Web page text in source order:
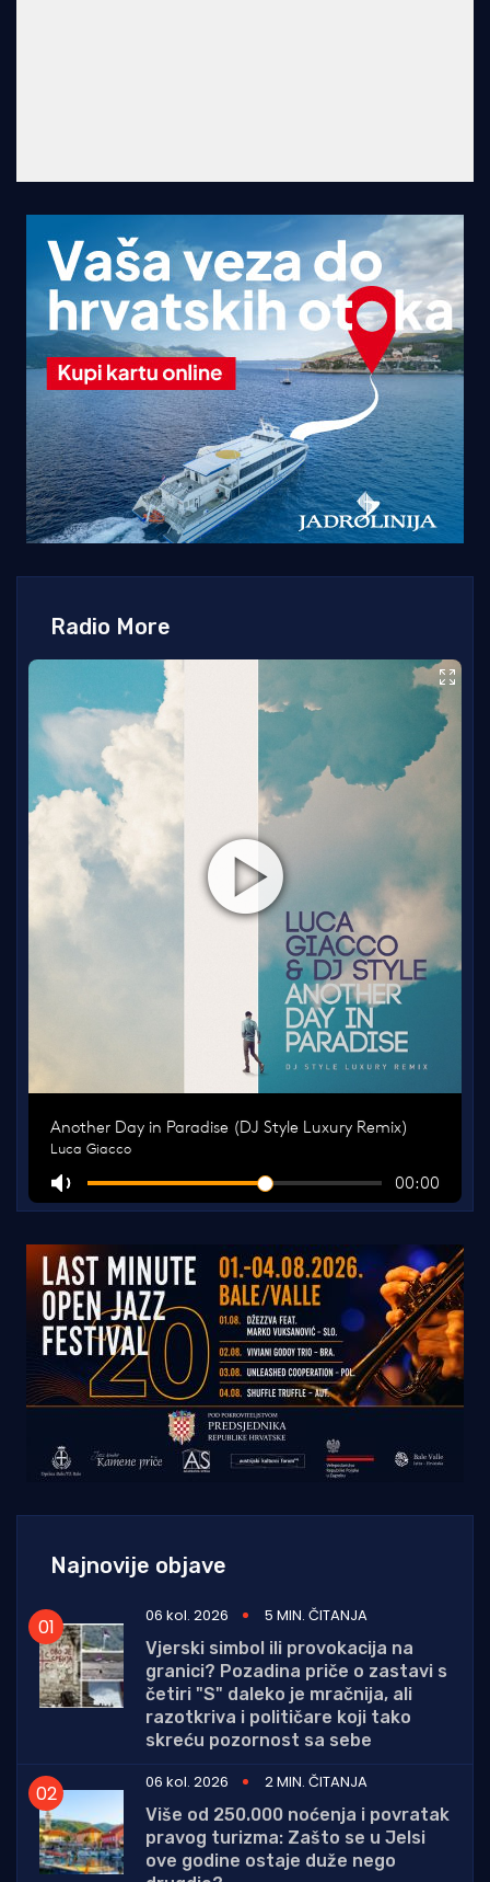
Radio More
Najnovije objave
06 kol. 2026
5 MIN. ČITANJA
Vjerski simbol ili provokacija na
granici? Pozadina priče o zastavi s
četiri "S" daleko je mračnija, ali
razotkriva i političare koji tako
skreću pozornost sa sebe
06 kol. 2026
2 MIN. ČITANJA
Više od 250.000 noćenja i povratak
pravog turizma: Zašto se u Jelsi
ove godine ostaje duže nego